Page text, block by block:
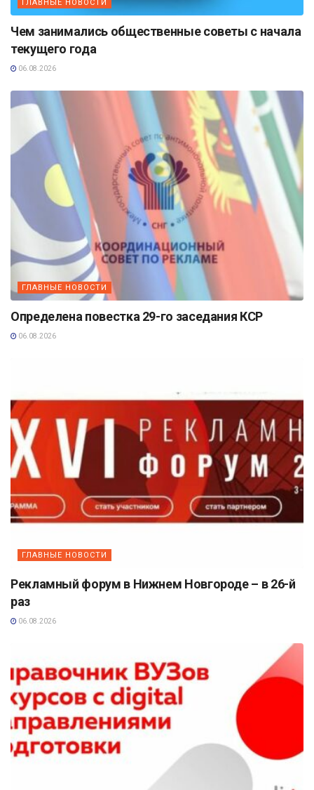
ГЛАВНЫЕ НОВОСТИ
Чем занимались общественные советы с начала
текущего года
06.08.2026
ГЛАВНЫЕ НОВОСТИ
Определена повестка 29-го заседания КСР
06.08.2026
ГЛАВНЫЕ НОВОСТИ
Рекламный форум в Нижнем Новгороде – в 26-й
раз
06.08.2026